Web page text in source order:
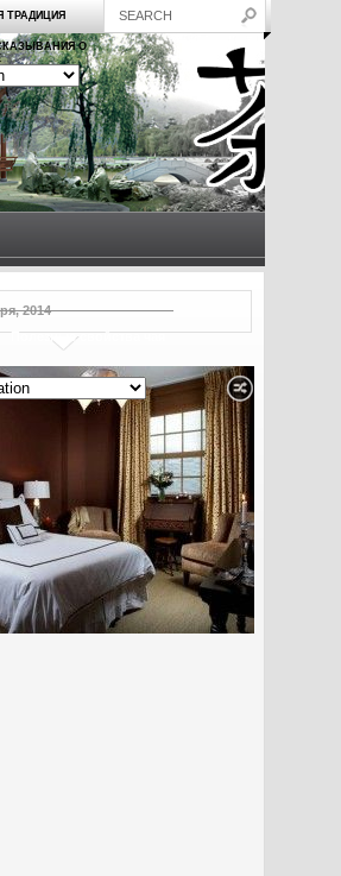
ТРАДИЦИЯ
О
Полезные свойства чая
2014